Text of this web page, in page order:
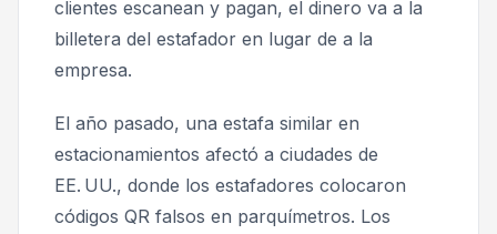
clientes escanean y pagan, el dinero va a la
billetera del estafador en lugar de a la
empresa.
El año pasado, una estafa similar en
estacionamientos afectó a ciudades de
EE. UU., donde los estafadores colocaron
códigos QR falsos en parquímetros. Los